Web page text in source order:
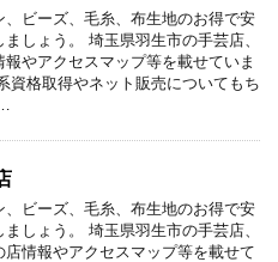
、ビーズ、毛糸、布生地のお得で安
しょう。 埼玉県羽生市の手芸店、
やアクセスマップ等を載せていま
資格取得やネット販売についてもち
、ビーズ、毛糸、布生地のお得で安
しょう。 埼玉県羽生市の手芸店、
店情報やアクセスマップ等を載せて